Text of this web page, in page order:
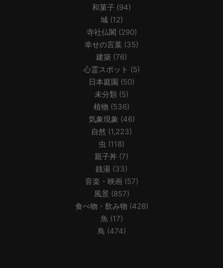
和菓子 (94)
城(12)
寺社仏閣 (290)
幸せの言葉 (35)
建築 (76)
心霊スポット (5)
日本庭園 (50)
未分類 (5)
植物 (536)
気象現象 (46)
自然 (1,223)
虫 (118)
親子丼 (7)
銭湯 (33)
音楽・映画 (57)
風景(857)
食べ物・飲み物 (428)
魚 (17)
鳥 (474)